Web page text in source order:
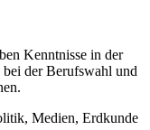
Kenntnisse in der
der Berufswahl und
Medien, Erdkunde